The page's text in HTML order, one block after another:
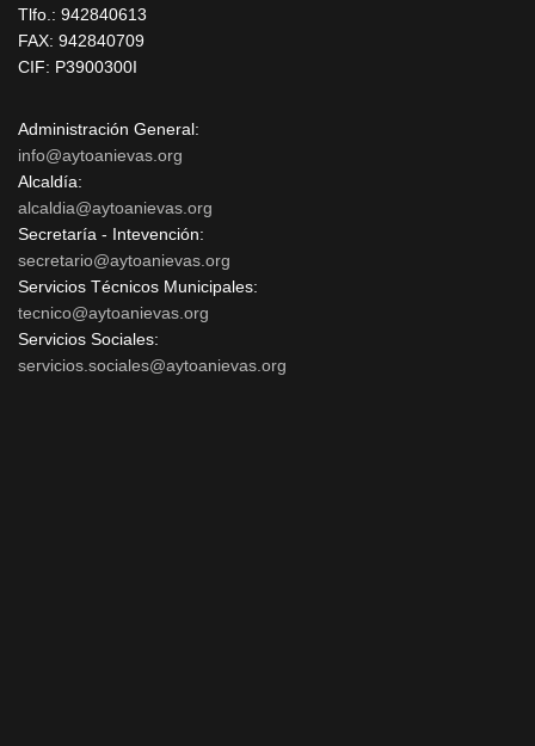
Tlfo.: 942840613
FAX: 942840709
CIF: P3900300I
Administración General:
info@aytoanievas.org
Alcaldía:
alcaldia@aytoanievas.org
Secretaría - Intevención:
secretario@aytoanievas.org
Servicios Técnicos Municipales:
tecnico@aytoanievas.org
Servicios Sociales:
servicios.sociales@aytoanievas.org